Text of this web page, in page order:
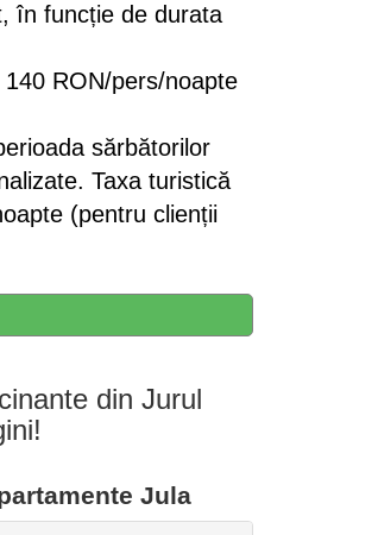
în funcție de durata
RON/pers/noapte
sărbătorilor
Taxa turistică
(pentru clienții
din Jurul
Jula